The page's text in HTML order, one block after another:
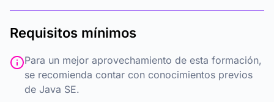
Requisitos mínimos
Para un mejor aprovechamiento de esta formación,
se recomienda contar con conocimientos previos
de Java SE.